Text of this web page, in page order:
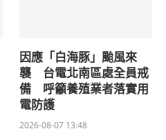
因應「白海豚」颱風來
襲 台電北南區處全員戒
備 呼籲養殖業者落實用
電防護
2026-08-07 13:48